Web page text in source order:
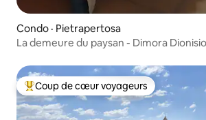
Condo · Pietrapertosa
La demeure du paysan - Dimora Dionisio
Coup de cœur voyageurs parmi les plus
Coup de cœur voyageurs